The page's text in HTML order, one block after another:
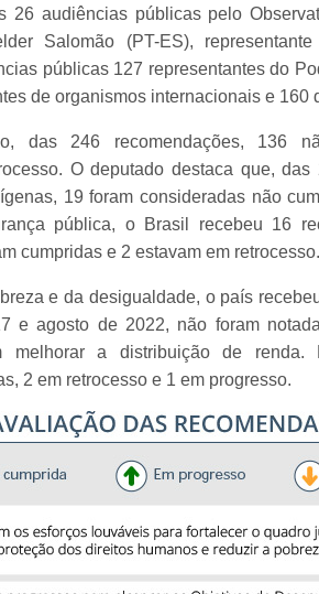
26 audiências públicas pelo
Salomão (PT-ES),
públicas 127 representantes do
de organismos internacionais e 160
das 246 recomendações, 136
O deputado destaca que,
19 foram consideradas não
pública, o Brasil recebeu 16
cumpridas e 2 estavam em retrocesso.
e da desigualdade, o país
e agosto de 2022, não foram
melhorar a distribuição de
2 em retrocesso e 1 em progresso.